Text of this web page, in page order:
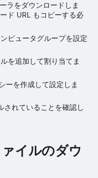
ラをダウンロードしま
ド URL もコピーする必
ピュータグループを設定
を追加して割り当てま
ーを作成して設定しま
されていることを確認し
イルのダウ